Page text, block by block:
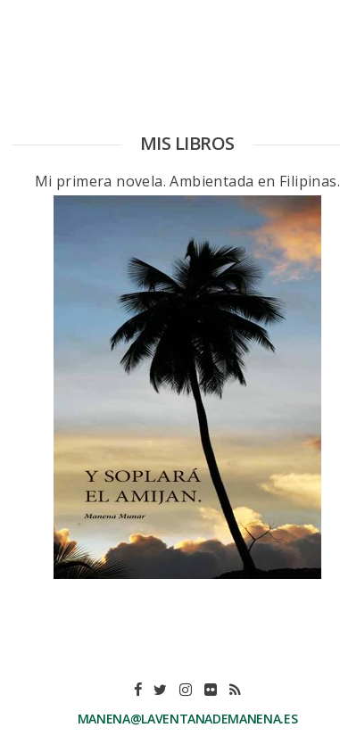
MIS LIBROS
Mi primera novela. Ambientada en Filipinas.
MANENA@LAVENTANADEMANENA.ES